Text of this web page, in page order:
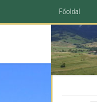
Főoldal